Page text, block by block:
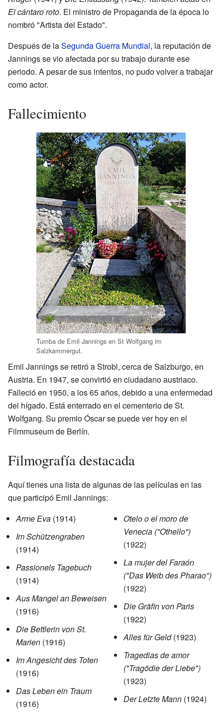
El cántaro roto. El ministro de Propaganda de la época lo
nombró "Artista del Estado".
Después de laSegunda Guerra Mundial, la reputación de
Jannings se vio afectada por su trabajo durante ese
periodo. A pesar de sus intentos, no pudo volver a trabajar
como actor.
Fallecimiento
Tumba de Emil Jannings en St Wolfgang im
Salzkammergut.
Emil Jannings se retiró a Strobl, cerca de Salzburgo, en
Austria. En 1947, se convirtió en ciudadano austriaco.
Falleció en 1950, a los 65 años, debido a una enfermedad
del hígado. Está enterrado en el cementerio de St.
Wolfgang. Su premio Óscar se puede ver hoy en el
Filmmuseum de Berlín.
Filmografía destacada
Aquí tienes una lista de algunas de las películas en las
que participó Emil Jannings:
Arme Eva (1914)
Im Schützengraben
(1914)
Passionels Tagebuch
(1914)
Aus Mangel an Beweisen
(1916)
Die Bettlerin von St.
Marien (1916)
Im Angesicht des Toten
(1916)
Das Leben ein Traum
(1916)
Otelo o el moro de
Venecia ("Othello")
(1922)
La mujer del Faraón
("Das Weib des Pharao")
(1922)
Die Gräfin von Paris
(1922)
Alles für Geld(1923)
Tragedias de amor
("Tragödie der Liebe")
(1923)
Der Letzte Mann (1924)